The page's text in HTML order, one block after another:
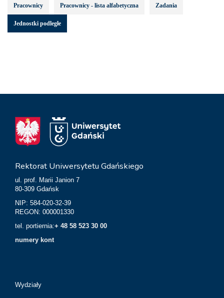
Pracownicy Pracownicy - lista alfabetyczna Zadania
Jednostki podległe
Rektorat Uniwersytetu Gdańskiego
ul. prof. Marii Janion 7
80-309 Gdańsk
NIP: 584-020-32-39
REGON: 000001330
tel. portiernia:+ 48 58 523 30 00
numery kont
Wydziały